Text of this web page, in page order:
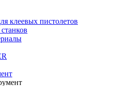
клеевых пистолетов